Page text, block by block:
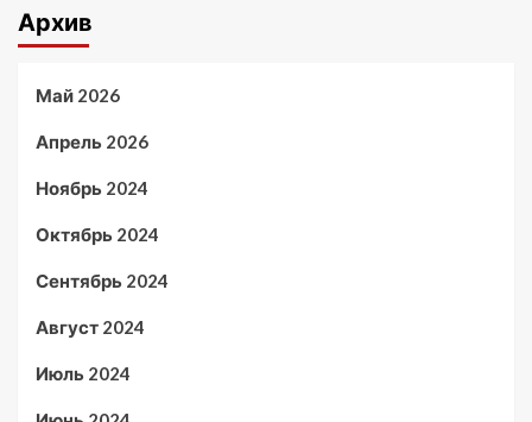
Архив
Май 2026
Апрель 2026
Ноябрь 2024
Октябрь 2024
Сентябрь 2024
Август 2024
Июль 2024